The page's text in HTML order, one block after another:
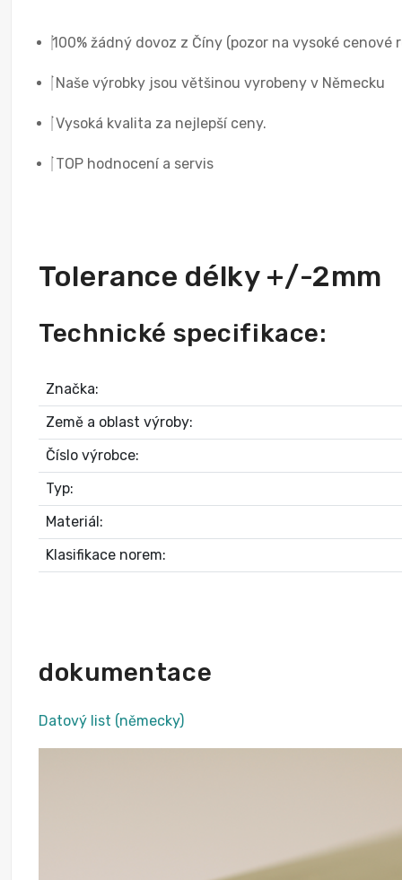
100% žádný dovoz z Číny (pozor na vysoké cenové
Naše výrobky jsou většinou vyrobeny v Německu
Vysoká kvalita za nejlepší ceny.
TOP hodnocení a servis
Tolerance délky +/-2mm
Technické specifikace:
Značka:
Země a oblast výroby:
Číslo výrobce:
Typ:
Materiál:
Klasifikace norem:
dokumentace
Datový list (německy)